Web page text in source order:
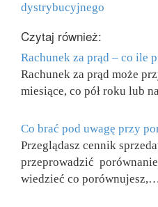
dystrybucyjnego
Czytaj również:
Rachunek za prąd – co ile
Rachunek za prąd może
miesiące, co pół roku lub
Co brać pod uwagę przy
Przeglądasz cennik
przeprowadzić
wiedzieć co porównujesz,…